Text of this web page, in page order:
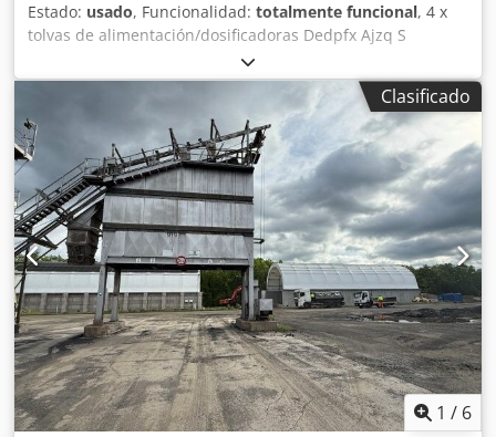
Estado: usado, Funcionalidad: totalmente funcional, 4 x
tolvas de alimentación/dosificadoras Dedpfx Ajzq S
Husdtjck - banda de descarga - banda
transportadora/banda de transferencia - instalación
Clasificado
1 / 6